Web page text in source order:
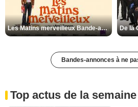
Les Matins merveilleux Bande-annonce VF
Bandes-annonces à ne
Top actus de la semaine